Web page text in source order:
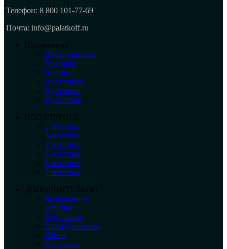
Телефон: 8 800 101-77-69
Почта: info@palatkoff.ru
Применение
Для глэмпинга
Для дачи
Для леса
Для отдыха
Для охоты
Для пляжа
ПОПУЛЯРНОЕ
2-местные
3-местные
4-местные
5-местные
6-местные
7-местные
ДОПОЛНИТЕЛЬНО
Колокольчик
Круглые
Купольные
Прямоугольные
Сфера
Надувные